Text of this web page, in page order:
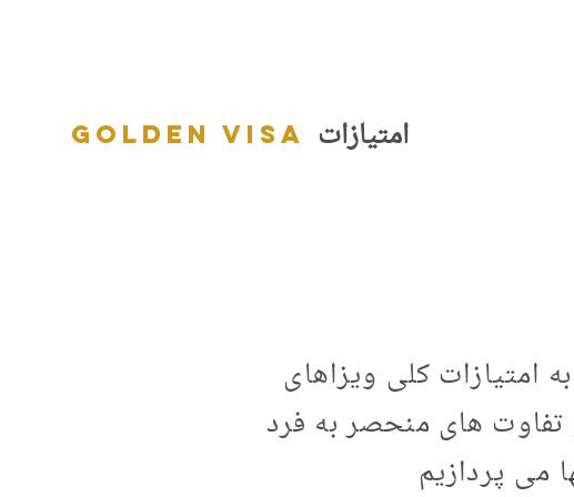
Golden visa امتیازات
امتیازات کلی ویزاهای
تفاوت های منحصر به فرد
می پردازیم